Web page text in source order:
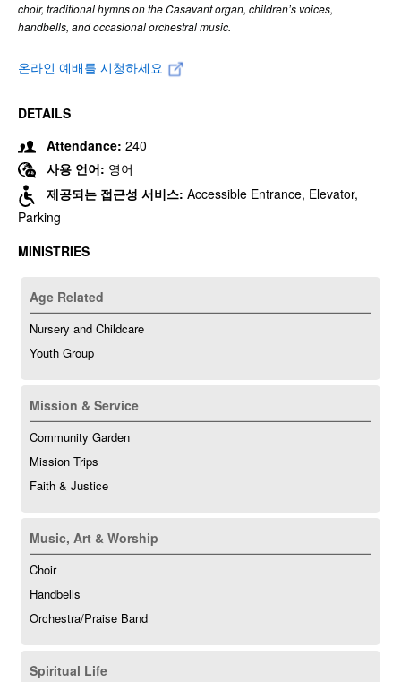
choir, traditional hymns on the Casavant organ, children’s voices,
handbells, and occasional orchestral music.
온라인 예배를 시청하세요
DETAILS
Attendance: 240
사용 언어: 영어
제공되는 접근성 서비스: Accessible Entrance, Elevator,
Parking
MINISTRIES
Age Related
Nursery and Childcare
Youth Group
Mission & Service
Community Garden
Mission Trips
Faith & Justice
Music, Art & Worship
Choir
Handbells
Orchestra/Praise Band
Spiritual Life